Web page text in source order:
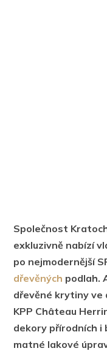
Společnost
exkluzivně nabízí
po nejmodernější
dřevěných podlah.
dřevěné krytiny ve
KPP Château
dekory přírodních i
matné lakové